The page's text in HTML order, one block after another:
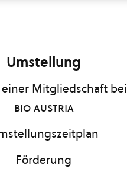
Umstellung
Mitgliedschaft bei
bio austria
Förderung